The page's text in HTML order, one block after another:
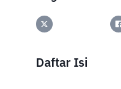
Daftar Isi